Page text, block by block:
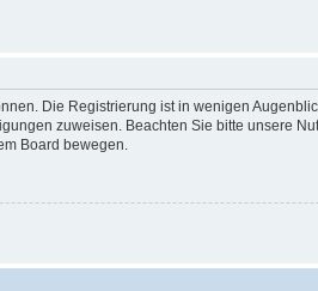
Die Registrierung ist in wenigen
zuweisen. Beachten Sie bitte unsere
Board bewegen.